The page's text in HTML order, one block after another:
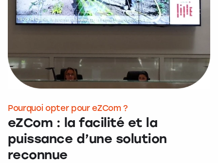
Pourquoi opter pour eZCom ?
eZCom : la facilité et la
puissance d’une solution
reconnue